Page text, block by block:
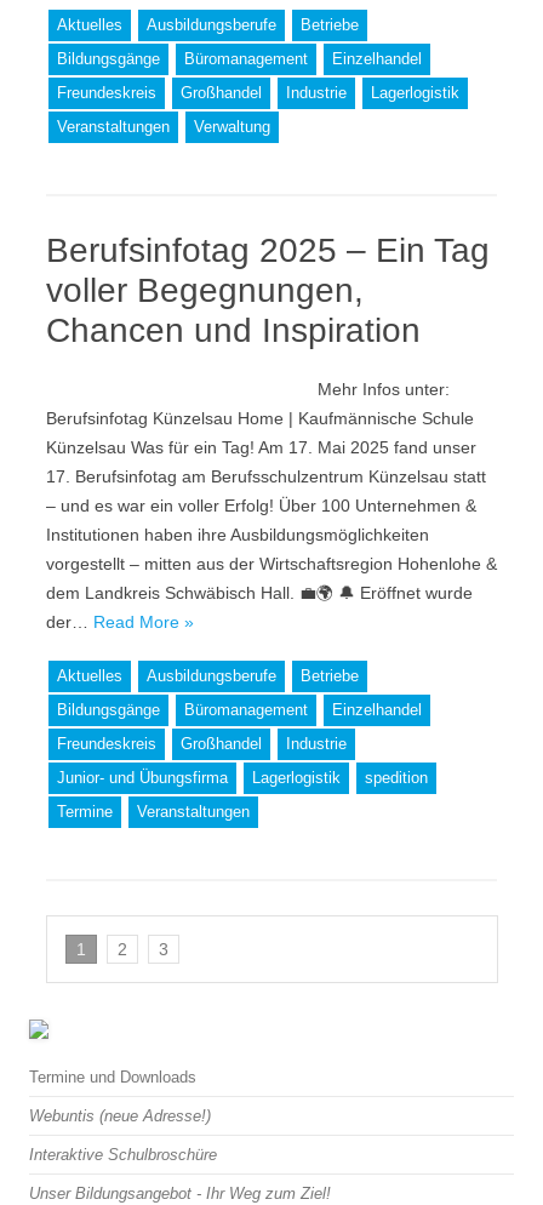
Aktuelles Ausbildungsberufe
Betriebe
Bildungsgänge
Büromanagement
Einzelhandel
Freundeskreis
Großhandel Industrie
Lagerlogistik
Veranstaltungen
Verwaltung
Berufsinfotag 2025 – Ein Tag
voller Begegnungen,
Chancen und Inspiration
Mehr Infos unter:
Berufsinfotag Künzelsau Home | Kaufmännische Schule
Künzelsau Was für ein Tag! Am 17. Mai 2025 fand unser
17. Berufsinfotag am Berufsschulzentrum Künzelsau statt
– und es war ein voller Erfolg! Über 100 Unternehmen &
Institutionen haben ihre Ausbildungsmöglichkeiten
vorgestellt – mitten aus der Wirtschaftsregion Hohenlohe &
dem Landkreis Schwäbisch Hall. 💼🌍 🔔 Eröffnet wurde
der… Read More »
Aktuelles Ausbildungsberufe
Betriebe
Bildungsgänge
Büromanagement
Einzelhandel
Freundeskreis
Großhandel
Industrie
Junior- und Übungsfirma
Lagerlogistik
spedition
Termine
Veranstaltungen
1 2 3
Termine und Downloads
Webuntis (neue Adresse!)
Interaktive Schulbroschüre
Unser Bildungsangebot - Ihr Weg zum Ziel!